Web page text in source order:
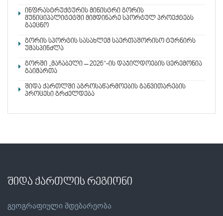
ინფრასტრუქტურის მინისტრი გორის
მუნიციპალიტეტში მიმდინარე სპორტულ პროექტებს
გაეცნო
გორის სპორტის სასახლემ საერთაშორისო ტურნირს
უმასპინძლა
გორში „მაჩაბელი – 2026“-ის დაჯილდოების ცერემონია
გაიმართა
შიდა ქართლში აგროსაწარმოების განვითარების
პროცესი გრძელდება
შიდა ქართლის რეგიონი
გეოგრაფიული მდებარეობა